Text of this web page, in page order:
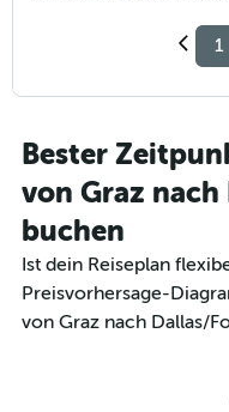
1
Bester
von Graz
buchen
Ist dein Reiseplan
Preisvorhersage-
von Graz nach Dallas/